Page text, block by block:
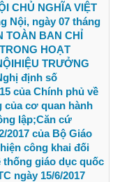
CHỦ NGHĨA VIỆT
Nội, ngày 07 tháng
TOÀN BAN CHỈ
HOẠT
TRƯỞNG
định số
của Chính phủ về
của cơ quan hành
lập;Căn cứ
2017 của Bộ Giáo
công khai đối
giáo dục quốc
ngày 15/6/2017